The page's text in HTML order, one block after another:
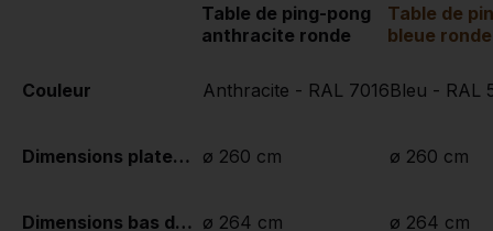
Table de ping-pong
anthracite ronde
Table de
bleue ronde
Couleur
Dimensions plateau de jeu (L x l)
Dimensions bas de plateau de jeu
Anthracite - RAL 7016
ø 260 cm
ø 264 cm
Bleu - RAL
ø 260 cm
ø 264 cm